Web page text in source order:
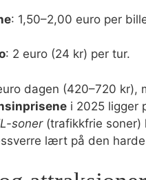
: 1,50–2,00 euro per
: 2 euro (24 kr) per tur.
dagen (420–720
i 2025 ligger
soner(trafikkfrie soner)
lært på den